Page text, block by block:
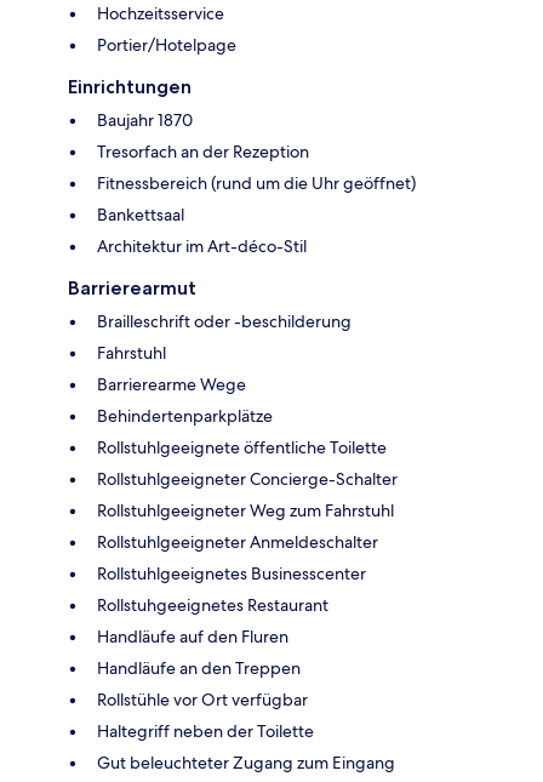
Hochzeitsservice
Portier/Hotelpage
Einrichtungen
Baujahr 1870
Tresorfach an der Rezeption
Fitnessbereich (rund um die Uhr geöffnet)
Bankettsaal
Architektur im Art-déco-Stil
Barrierearmut
Brailleschrift oder -beschilderung
Fahrstuhl
Barrierearme Wege
Behindertenparkplätze
Rollstuhlgeeignete öffentliche Toilette
Rollstuhlgeeigneter Concierge-Schalter
Rollstuhlgeeigneter Weg zum Fahrstuhl
Rollstuhlgeeigneter Anmeldeschalter
Rollstuhlgeeignetes Businesscenter
Rollstuhgeeignetes Restaurant
Handläufe auf den Fluren
Handläufe an den Treppen
Rollstühle vor Ort verfügbar
Haltegriff neben der Toilette
Gut beleuchteter Zugang zum Eingang